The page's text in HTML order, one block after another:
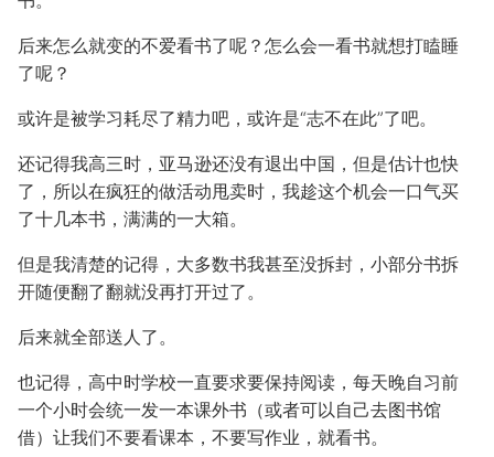
后来怎么就变的不爱看书了呢？怎么会一看书就想打瞌睡
了呢？
或许是被学习耗尽了精力吧，或许是“志不在此”了吧。
还记得我高三时，亚马逊还没有退出中国，但是估计也快
了，所以在疯狂的做活动甩卖时，我趁这个机会一口气买
了十几本书，满满的一大箱。
但是我清楚的记得，大多数书我甚至没拆封，小部分书拆
开随便翻了翻就没再打开过了。
后来就全部送人了。
也记得，高中时学校一直要求要保持阅读，每天晚自习前
一个小时会统一发一本课外书（或者可以自己去图书馆
借）让我们不要看课本，不要写作业，就看书。